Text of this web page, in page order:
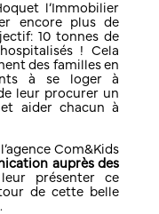
l’Immobilier
encore plus de
10 tonnes de
! Cela
des familles en
à se loger à
leur procurer un
aider chacun à
Com&Kids
auprès des
présenter ce
de cette belle